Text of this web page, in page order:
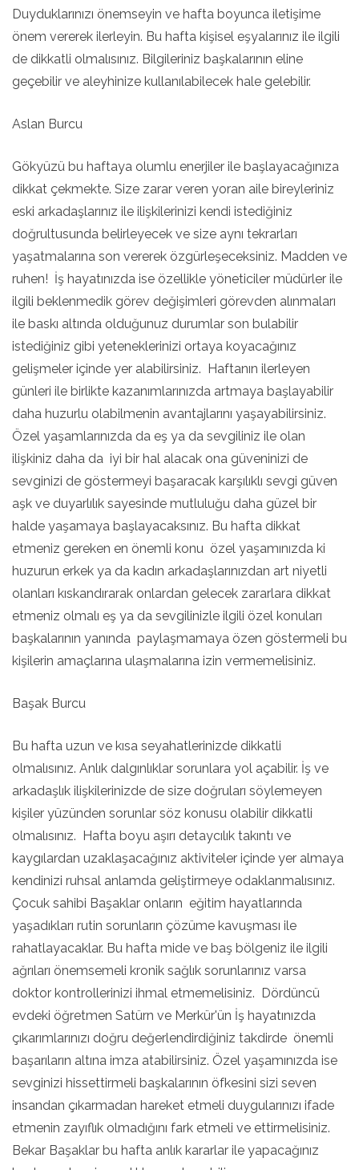
Duyduklarınızı önemseyin ve hafta boyunca iletişime
önem vererek ilerleyin. Bu hafta kişisel eşyalarınız ile ilgili
de dikkatli olmalısınız. Bilgileriniz başkalarının eline
geçebilir ve aleyhinize kullanılabilecek hale gelebilir.
Aslan Burcu
Gökyüzü bu haftaya olumlu enerjiler ile başlayacağınıza
dikkat çekmekte. Size zarar veren yoran aile bireyleriniz
eski arkadaşlarınız ile ilişkilerinizi kendi istediğiniz
doğrultusunda belirleyecek ve size aynı tekrarları
yaşatmalarına son vererek özgürleşeceksiniz. Madden ve
ruhen! İş hayatınızda ise özellikle yöneticiler müdürler ile
ilgili beklenmedik görev değişimleri görevden alınmaları
ile baskı altında olduğunuz durumlar son bulabilir
istediğiniz gibi yeteneklerinizi ortaya koyacağınız
gelişmeler içinde yer alabilirsiniz. Haftanın ilerleyen
günleri ile birlikte kazanımlarınızda artmaya başlayabilir
daha huzurlu olabilmenin avantajlarını yaşayabilirsiniz.
Özel yaşamlarınızda da eş ya da sevgiliniz ile olan
ilişkiniz daha da iyi bir hal alacak ona güveninizi de
sevginizi de göstermeyi başaracak karşılıklı sevgi güven
aşk ve duyarlılık sayesinde mutluluğu daha güzel bir
halde yaşamaya başlayacaksınız. Bu hafta dikkat
etmeniz gereken en önemli konu özel yaşamınızda ki
huzurun erkek ya da kadın arkadaşlarınızdan art niyetli
olanları kıskandırarak onlardan gelecek zararlara dikkat
etmeniz olmalı eş ya da sevgilinizle ilgili özel konuları
başkalarının yanında paylaşmamaya özen göstermeli bu
kişilerin amaçlarına ulaşmalarına izin vermemelisiniz.
Başak Burcu
Bu hafta uzun ve kısa seyahatlerinizde dikkatli
olmalısınız. Anlık dalgınlıklar sorunlara yol açabilir. İş ve
arkadaşlık ilişkilerinizde de size doğruları söylemeyen
kişiler yüzünden sorunlar söz konusu olabilir dikkatli
olmalısınız. Hafta boyu aşırı detaycılık takıntı ve
kaygılardan uzaklaşacağınız aktiviteler içinde yer almaya
kendinizi ruhsal anlamda geliştirmeye odaklanmalısınız.
Çocuk sahibi Başaklar onların eğitim hayatlarında
yaşadıkları rutin sorunların çözüme kavuşması ile
rahatlayacaklar. Bu hafta mide ve baş bölgeniz ile ilgili
ağrıları önemsemeli kronik sağlık sorunlarınız varsa
doktor kontrollerinizi ihmal etmemelisiniz. Dördüncü
evdeki öğretmen Satürn ve Merkür'ün İş hayatınızda
çıkarımlarınızı doğru değerlendirdiğiniz takdirde önemli
başarıların altına imza atabilirsiniz. Özel yaşamınızda ise
sevginizi hissettirmeli başkalarının öfkesini sizi seven
insandan çıkarmadan hareket etmeli duygularınızı ifade
etmenin zayıflık olmadığını fark etmeli ve ettirmelisiniz.
Bekar Başaklar bu hafta anlık kararlar ile yapacağınız